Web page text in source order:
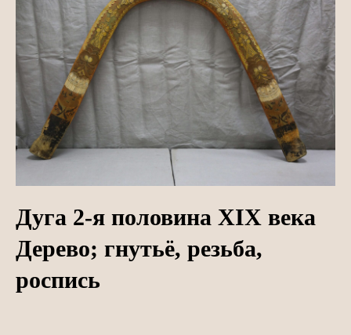
Дуга 2-я половина XIX века
Дерево; гнутьё, резьба,
роспись